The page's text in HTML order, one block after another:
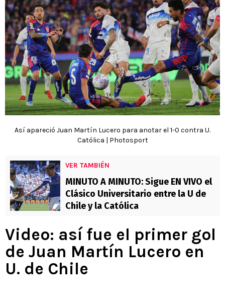
Así apareció Juan Martín Lucero para anotar el 1-0 contra U.
Católica | Photosport
VER TAMBIÉN
MINUTO A MINUTO: Sigue EN VIVO el
Clásico Universitario entre la U de
Chile y la Católica
Video: así fue el primer gol
de Juan Martín Lucero en
U. de Chile